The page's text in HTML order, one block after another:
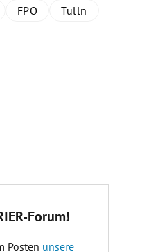
FPÖ
Tulln